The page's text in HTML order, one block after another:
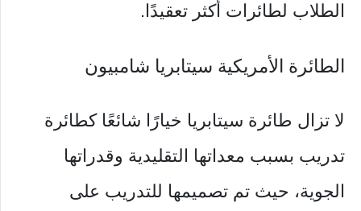
الطلاب لطائرات أكثر تعقيدًا.
الطائرة الأمريكية سيتابريا شامبيون
لا تزال طائرة سيتابريا خيارًا شائعًا كطائرة
تدريب بسبب معداتها التقليدية وقدراتها
الجوية، حيث تم تصميمها للتدريب على